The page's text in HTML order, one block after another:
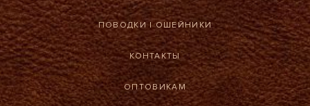
ПОВОДКИ |ОШЕЙНИКИ
КОНТАКТЫ
ОПТОВИКАМ